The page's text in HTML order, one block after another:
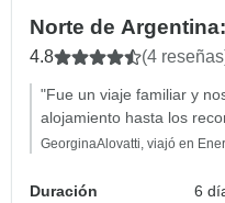
Norte de
4.8 (4
"Fue un viaje familiar y
alojamiento hasta los
GeorginaAlovatti, viajó en
Duración
6